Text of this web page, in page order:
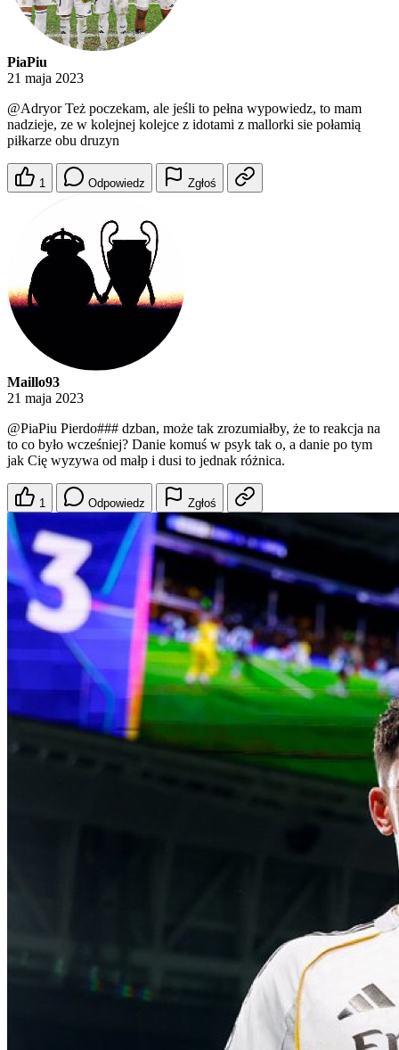
PiaPiu
21 maja 2023
@AdryorTeż poczekam, ale jeśli to pełna wypowiedz, to mam
nadzieje, ze w kolejnej kolejce z idotami z mallorki sie połamią
piłkarze obu druzyn
1 Odpowiedz Zgłoś
Maillo93
21 maja 2023
@PiaPiu Pierdo### dzban, może tak zrozumiałby, że to reakcja na
to co było wcześniej? Danie komuś w psyk tak o, a danie po tym
jak Cię wyzywa od małp i dusi to jednak różnica.
1 Odpowiedz Zgłoś